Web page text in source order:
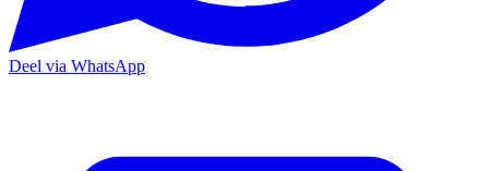
Deel via WhatsApp